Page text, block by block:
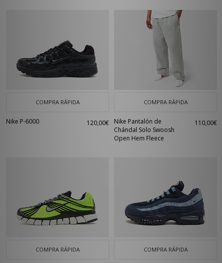
COMPRA RÁPIDA
Nike P-6000 120,00€
COMPRA RÁPIDA
Nike Pantalón de
Chándal Solo Swoosh
Open Hem Fleece
110,00€
COMPRA RÁPIDA COMPRA RÁPIDA